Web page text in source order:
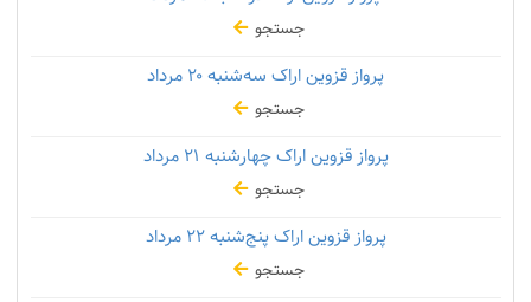
جستجو
پرواز قزوین اراک سه‌شنبه
جستجو
پرواز قزوین اراک چهارشنبه
جستجو
پرواز قزوین اراک پنج‌شنبه۲۲ مرداد
جستجو